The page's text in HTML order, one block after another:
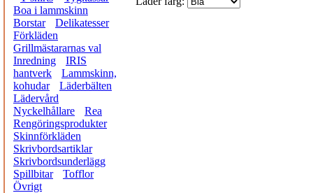
Boa i lammskinn
Borstar
Delikatesser
Förkläden
Grillmästararnas val
Inredning
IRIS
hantverk
Lammskinn,
kohudar
Läderbälten
Lädervård
Nyckelhållare
Rea
Rengöringsprodukter
Skinnförkläden
Skrivbordsartiklar
Skrivbordsunderlägg
Spillbitar
Tofflor
Övrigt